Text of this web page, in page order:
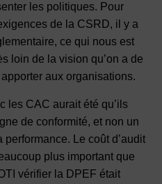
les politiques. Pour
de la CSRD, il y a
ce qui nous est
loin de la vision qu’on a de
aux organisations.
les CAC aurait été qu’ils
de conformité, et non un
Le coût d’audit
plus important que
vérifier la DPEF était